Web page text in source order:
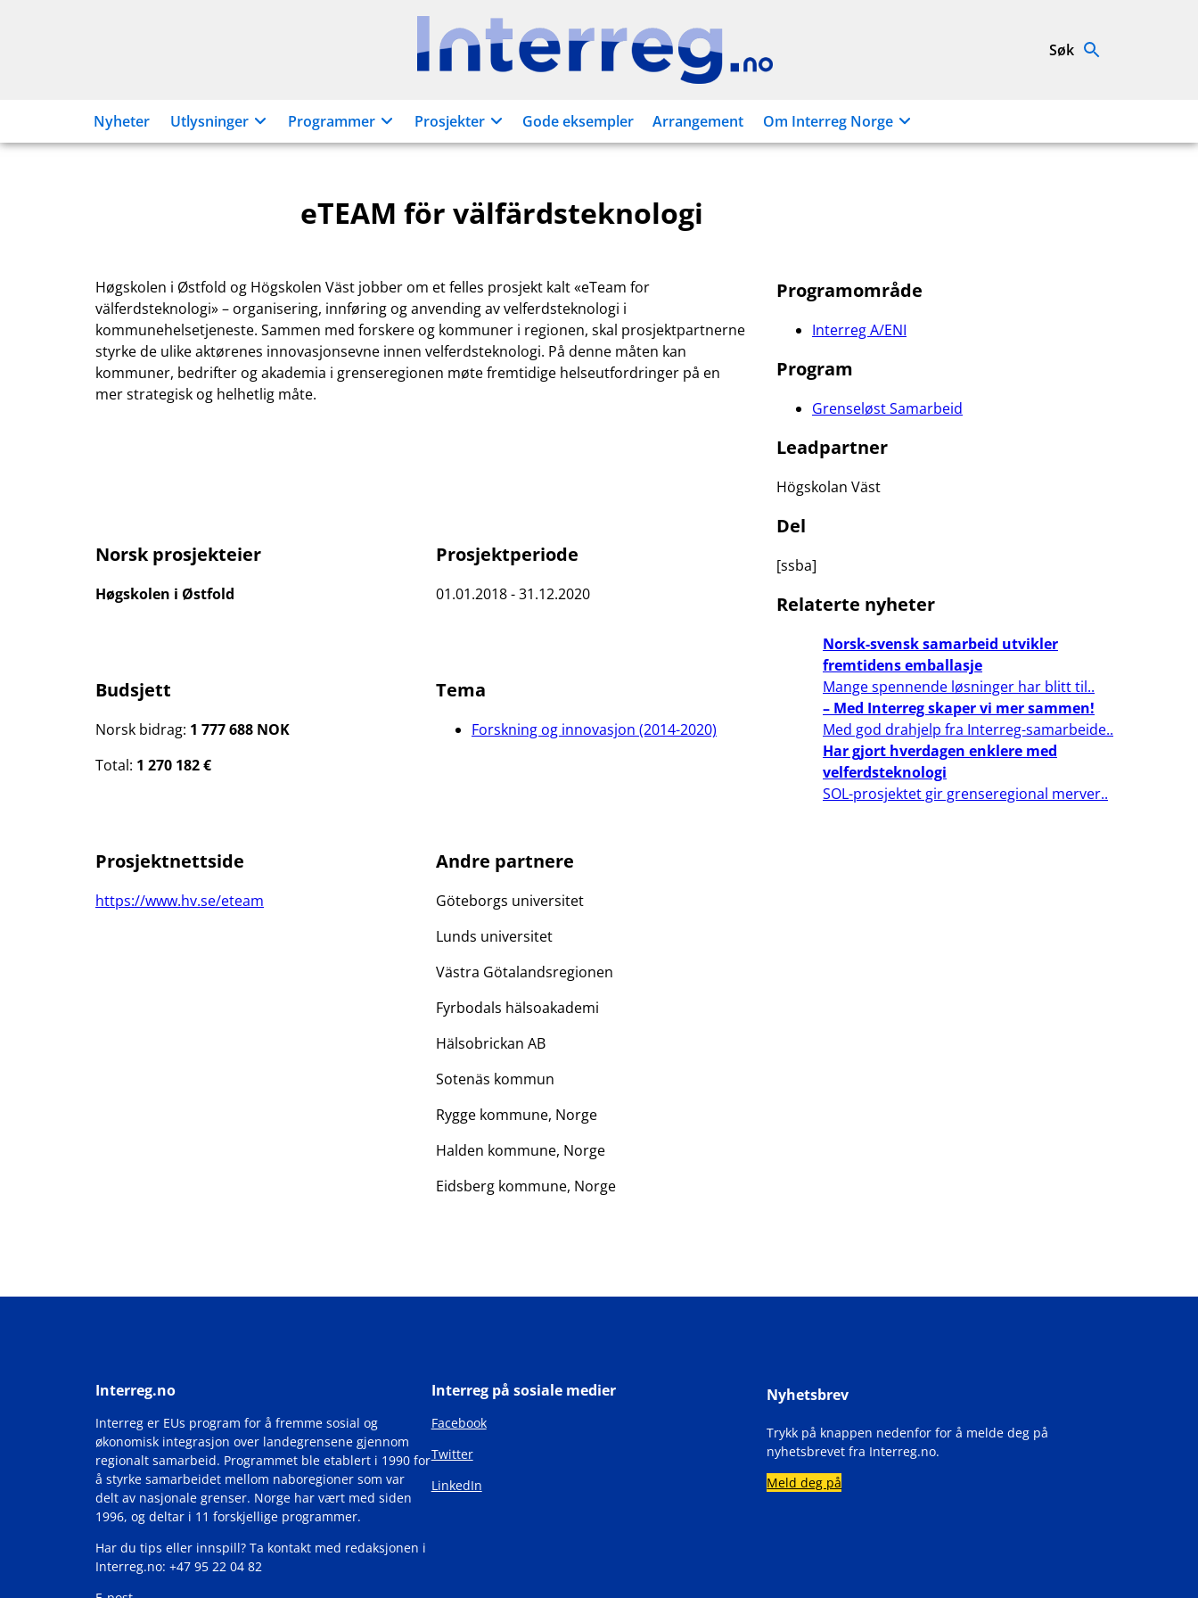
Interreg.no Søk
Nyheter Utlysninger Programmer Prosjekter Gode eksempler Arrangement Om Interreg Norge
eTEAM för välfärdsteknologi
Høgskolen i Østfold og Högskolen Väst jobber om et felles prosjekt kalt «eTeam for
välferdsteknologi» – organisering, innføring og anvending av velferdsteknologi i
kommunehelsetjeneste. Sammen med forskere og kommuner i regionen, skal prosjektpartnerne
styrke de ulike aktørenes innovasjonsevne innen velferdsteknologi. På denne måten kan
kommuner, bedrifter og akademia i grenseregionen møte fremtidige helseutfordringer på en
mer strategisk og helhetlig måte.
Norsk prosjekteier
Høgskolen i Østfold
Prosjektperiode
01.01.2018 - 31.12.2020
Budsjett
Norsk bidrag: 1 777 688 NOK
Total: 1 270 182 €
Tema
Forskning og innovasjon (2014-2020)
Prosjektnettside
https://www.hv.se/eteam
Andre partnere
Göteborgs universitet
Lunds universitet
Västra Götalandsregionen
Fyrbodals hälsoakademi
Hälsobrickan AB
Sotenäs kommun
Rygge kommune, Norge
Halden kommune, Norge
Eidsberg kommune, Norge
Programområde
Interreg A/ENI
Program
Grenseløst Samarbeid
Leadpartner
Högskolan Väst
Del
[ssba]
Relaterte nyheter
Norsk-svensk samarbeid utvikler
fremtidens emballasje
Mange spennende løsninger har blitt til..
– Med Interreg skaper vi mer sammen!
Med god drahjelp fra Interreg-samarbeide..
Har gjort hverdagen enklere med
velferdsteknologi
SOL-prosjektet gir grenseregional merver..
Interreg.no
Interreg er EUs program for å fremme sosial og
økonomisk integrasjon over landegrensene gjennom
regionalt samarbeid. Programmet ble etablert i 1990 for
å styrke samarbeidet mellom naboregioner som var
delt av nasjonale grenser. Norge har vært med siden
1996, og deltar i 11 forskjellige programmer.
Har du tips eller innspill? Ta kontakt med redaksjonen i
Interreg.no: +47 95 22 04 82
Interreg på sosiale medier
Facebook
Twitter
LinkedIn
Nyhetsbrev
Trykk på knappen nedenfor for å melde deg på
nyhetsbrevet fra Interreg.no.
Meld deg på